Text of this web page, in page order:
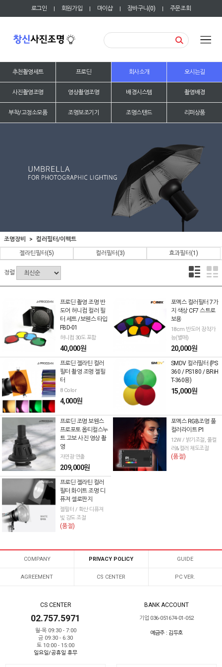
로그인 | 회원가입 | 마이샵 | 장바구니(0) | 주문조회
추천촬영세트 프로딘 회사소개 오시는길
사진촬영조명 영상촬영조명 배경시스템 촬영배경
부착/고정소모품 조명보조기기 조명스탠드 리퍼상품
조명장비
컬러필터/이펙트
젤라틴필터 (5) 컬러필터 (3) 효과필터 (1)
정렬
프로딘 촬영 조명 반
도어 허니컴 컬러 필
터 세트 /보웬스 타입
FBD-01
허니컴 30도 포함
40,000원
포멕스 컬러필터 7가
지 색상 CF7 스트로
보용
18cm 반도어 장착가
능(별매)
20,000원
프로딘 젤라틴 컬러
필터 촬영 조명 젤필
터
8 Color
4,000원
SMDV 컬러필터 (PS
360 / PS180 / BRiH
T-360용)
15,000원
프로딘 조명 보웬스
프로포토 옵티컬스누
트 고보 사진 영상 촬
영
자연광 연출
209,000원
포멕스 RGB조명 풀
컬러라이트 P1
12W / 밝기조절, 풀컬
러&컬러 채도조절
(품절)
프로딘 젤라틴 컬러
필터 화이트 조명 디
퓨져 셀로판지
젤필터 / 확산 디퓨져
빛 강도 조절
(품절)
COMPANY PRIVACY POLICY GUIDE
AGREEMENT CS CENTER PC VER.
CS CENTER
02.757.5971
월-목 09:30 - 7:00
금 09:30 - 6:30
토 10:00 - 15:00
일요일/공휴일 휴무
BANK ACCOUNT
기업 036-051674-01-052
예금주 : 김두호